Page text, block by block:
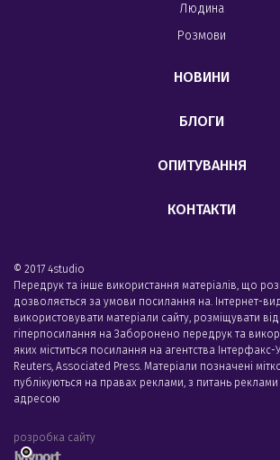
Людина
Розмови
НОВИНИ
БЛОГИ
ОПИТУВАННЯ
КОНТАКТИ
© 2017 4studio
Передрук та інше використання матеріалів, що
дозволяється за умови посилання на. Інтернет-
використовувати матеріали сайту, розміщувати
гіперпосилання на Заборонено передрук та
яких міститься посилання на агентства Iнтерфакс-
Reuters, Associated Press. Матеріали позначені
публікуються на правах реклами, з питань реклами
адресою
розробка сайту